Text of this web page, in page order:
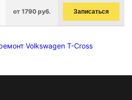
от 1790 руб. Записаться
Volkswagen T-Cross